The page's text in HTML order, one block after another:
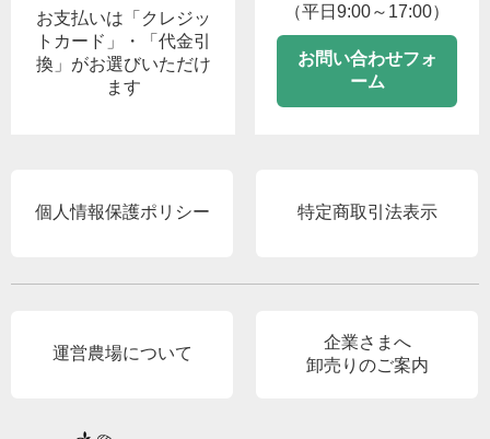
お支払いは「クレジッ
トカード」・「代金引
換」がお選びいただけ
ます
（平日9:00～17:00）
お問い合わせフォ
ーム
個人情報保護ポリシー 特定商取引法表示
運営農場について
企業さまへ
卸売りのご案内